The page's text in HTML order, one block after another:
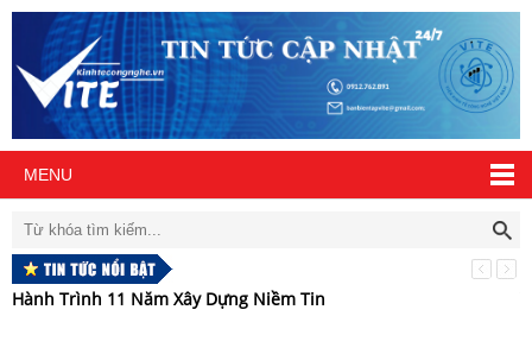
MENU
Hành Trình 11 Năm Xây Dựng Niềm Tin